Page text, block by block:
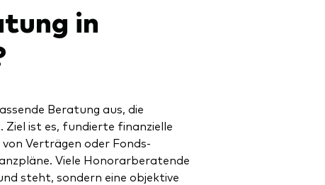
in
Beratung aus, die
Ziel ist es, fundierte finanzielle
Verträgen oder Fonds-
Viele Honorarberatende
steht, sondern eine objektive